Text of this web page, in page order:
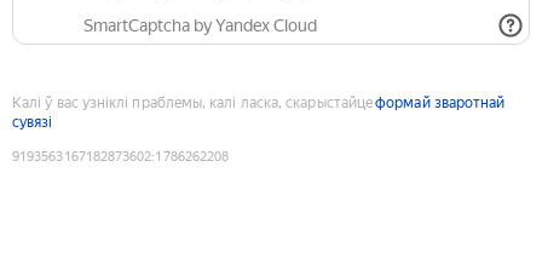
SmartCaptcha by Yandex Cloud
Калі ў вас узніклі праблемы, калі ласка, скарыстайцеформай зваротнай
сувязі
9193563167182873602:1786262208